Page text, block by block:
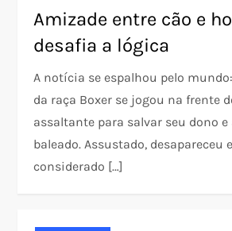
Amizade entre cão e
desafia a lógica
A notícia se espalhou pelo
da raça Boxer se jogou na frente
assaltante para salvar seu dono e
baleado. Assustado, desapareceu
considerado […]